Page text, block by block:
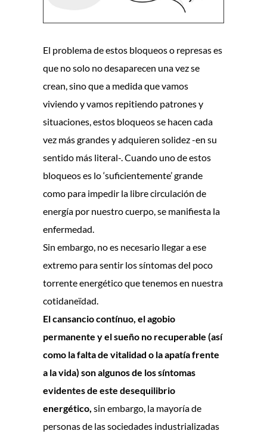
El problema de estos bloqueos o represas es
que no solo no desaparecen una vez se
crean, sino que a medida que vamos
viviendo y vamos repitiendo patrones y
situaciones, estos bloqueos se hacen cada
vez más grandes y adquieren solidez -en su
sentido más literal-. Cuando uno de estos
bloqueos es lo ‘suficientemente’ grande
como para impedir la libre circulación de
energía por nuestro cuerpo, se manifiesta la
enfermedad.
Sin embargo, no es necesario llegar a ese
extremo para sentir los síntomas del poco
torrente energético que tenemos en nuestra
cotidaneïdad.
El cansancio contínuo, el agobio
permanente y el sueño no recuperable (así
como la falta de vitalidad o la apatía frente
a la vida) son algunos de los síntomas
evidentes de este desequilibrio
energético, sin embargo, la mayoría de
personas de las sociedades industrializadas